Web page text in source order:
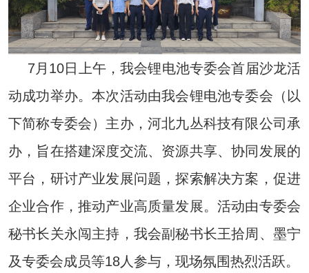
7月10日上午，我会锂电池专委会首届沙龙活
动成功举办。本次活动由我会锂电池专委会（以
下简称专委会）主办，河北九丛科技有限公司承
办，旨在搭建深度交流、资源共享、协同发展的
平台，研讨产业发展问题，探索解决方案，促进
企业合作，推动产业高质量发展。活动由专委会
秘书长关永闯主持，我会副秘书长王拾周、墨宁
及专委会成员等18人参与，现场氛围热烈活跃。